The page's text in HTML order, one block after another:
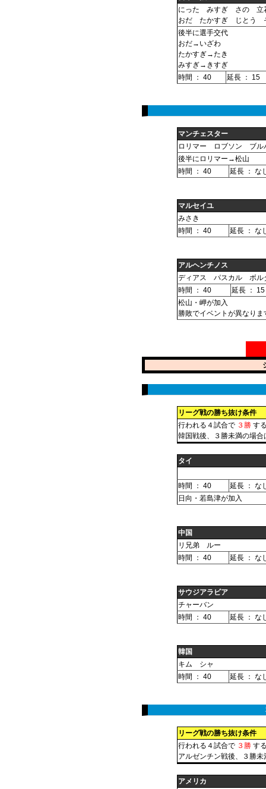
にった みすぎ さの 立
おだ たかすぎ じとう
後半に選手交代
おだ→いざわ
たかすぎ→たき
みすぎ→きすぎ
時間 ： 40
延長 ： 15
マンチェスター
ロリマー ロブソン ブ
後半にロリマー→松山
時間 ： 40
延長 ： な
マルセイユ
みさき
時間 ： 40
延長 ： な
アルヘンチノス
ディアス パスカル ボル
時間 ： 40
延長 ： 15
松山・岬が加入
勝敗でイベントが異なりま
リーグ戦の勝ち抜け条件
行われる４試合で ３勝 す
韓国戦後、３勝未満の場
タイ
時間 ： 40
延長 ： な
日向・若島津が加入
中国
リ兄弟 ルー
時間 ： 40
延長 ： な
サウジアラビア
チャーバン
時間 ： 40
延長 ： な
韓国
キム シャ
時間 ： 40
延長 ： な
リーグ戦の勝ち抜け条件
行われる４試合で ３勝 す
アルゼンチン戦後、３勝
アメリカ